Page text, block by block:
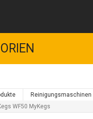
Reinigungsmaschinen
WF50 MyKegs